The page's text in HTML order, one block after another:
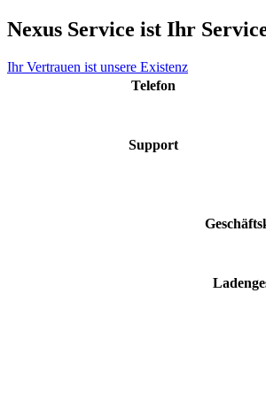
Nexus Service ist Ihr
Ihr Vertrauen ist unsere Existenz
Telefon
Support